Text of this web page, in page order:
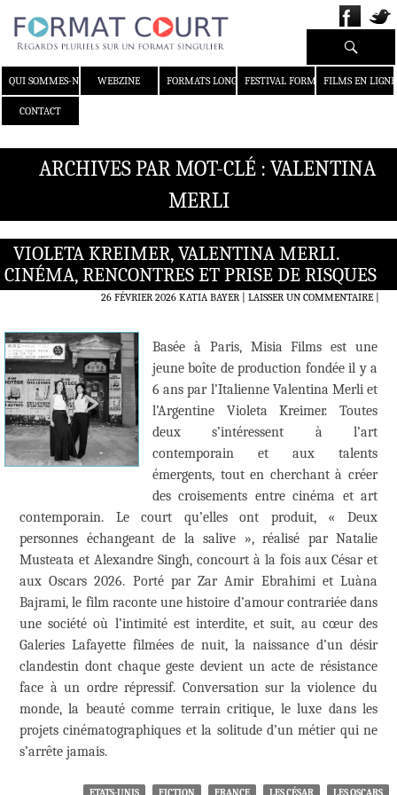
QUI SOMMES-NOUS ?WEBZINE FORMATS LONGS FESTIVAL FORMAT COURT
FILMS EN LIGNE
CONTACT
Recherche
ARCHIVES PAR MOT-CLÉ : VALENTINA
MERLI
VIOLETA KREIMER, VALENTINA MERLI.
CINÉMA, RENCONTRES ET PRISE DE RISQUES
26 FÉVRIER 2026 KATIA BAYER LAISSER UN COMMENTAIRE|
Basée à Paris, Misia Films est une
jeune boîte de production fondée il y a
6 ans par l’Italienne Valentina Merli et
l’Argentine Violeta Kreimer. Toutes
deux s’intéressent à l’art
contemporain et aux talents
émergents, tout en cherchant à créer
des croisements entre cinéma et art
contemporain. Le court qu’elles ont produit, « Deux
personnes échangeant de la salive », réalisé par Natalie
Musteata et Alexandre Singh, concourt à la fois aux César et
aux Oscars 2026. Porté par Zar Amir Ebrahimi et Luàna
Bajrami, le film raconte une histoire d’amour contrariée dans
une société où l’intimité est interdite, et suit, au cœur des
Galeries Lafayette filmées de nuit, la naissance d’un désir
clandestin dont chaque geste devient un acte de résistance
face à un ordre répressif. Conversation sur la violence du
monde, la beauté comme terrain critique, le luxe dans les
projets cinématographiques et la solitude d’un métier qui ne
s’arrête jamais.